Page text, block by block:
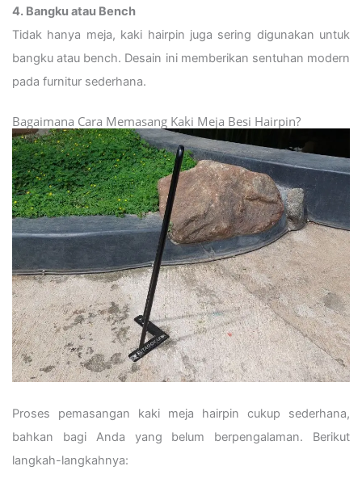
4. Bangku atau Bench
Tidak hanya meja, kaki hairpin juga sering digunakan untuk
bangku atau bench. Desain ini memberikan sentuhan modern
pada furnitur sederhana.
Bagaimana Cara Memasang Kaki Meja Besi Hairpin?
Proses pemasangan kaki meja hairpin cukup sederhana,
bahkan bagi Anda yang belum berpengalaman. Berikut
langkah-langkahnya: